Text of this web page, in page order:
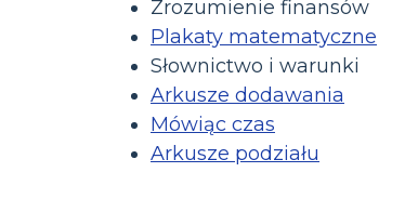
Zrozumienie finansów
Plakaty matematyczne
Słownictwo i warunki
Arkusze dodawania
Mówiąc czas
Arkusze podziału